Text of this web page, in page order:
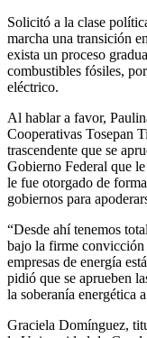
Solicitó a la clase
marcha una transición
exista un proceso
combustibles fósiles,
eléctrico.
Al hablar a favor,
Cooperativas Tosepan
trascendente que se
Gobierno Federal que
le fue otorgado de
gobiernos para
“Desde ahí tenemos
bajo la firme convicción
empresas de energía
pidió que se aprueben
la soberanía energética
Graciela Domínguez,